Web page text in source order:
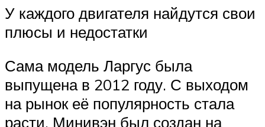
У каждого двигателя найдутся свои
плюсы и недостатки
Сама модель Ларгус была
выпущена в 2012 году. С выходом
на рынок её популярность стала
расти. Минивэн был создан на